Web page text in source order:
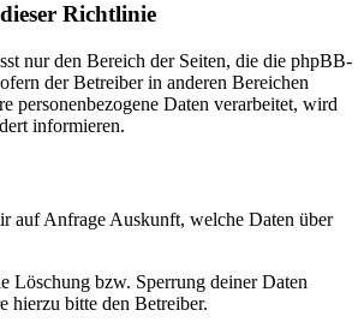
Richtlinie
nur den Bereich der Seiten, die die phpBB-
der Betreiber in anderen Bereichen
personenbezogene Daten verarbeitet, wird
informieren.
auf Anfrage Auskunft, welche Daten über
Löschung bzw. Sperrung deiner Daten
hierzu bitte den Betreiber.